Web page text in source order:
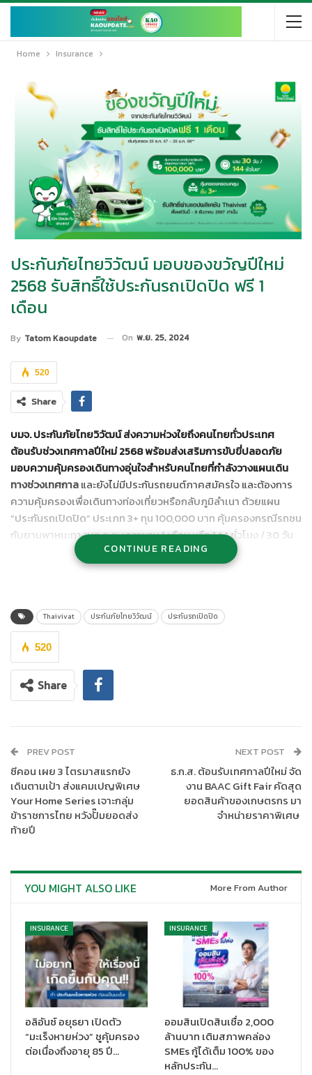
Home Insurance
ประกันภัยไทยวิวัฒน์ มอบของขวัญปีใหม่
2568 รับสิทธิ์ใช้ประกันรถเปิดปิด ฟรี 1
เดือน
By Tatom Kaoupdate On พ.ย. 25, 2024
520
Share
บมจ. ประกันภัยไทยวิวัฒน์ ส่งความห่วงใยถึงคนไทยทั่วประเทศ
ต้อนรับช่วงเทศกาลปีใหม่ 2568 พร้อมส่งเสริมการขับขี่ปลอดภัย
มอบความคุ้มครองเดินทางอุ่นใจสำหรับคนไทยที่กำลังวางแผนเดิน
ทางช่วงเทศกาลและยังไม่มีประกันรถยนต์ภาคสมัครใจ และต้องการ
ความคุ้มครองเพื่อเดินทางท่องเที่ยวหรือกลับภูมิลำเนา ด้วยแผน
“ประกันรถเปิดปิด” ประเภท 3+ ทุน 100,000 บาท คุ้มครองกรณีรถชน
กับยานพาหนะทางบก ระยะเวลานาน 1 เดือน หรือ 144 ชั่วโมง / 30 วัน
เพื่อให้คนไทยคลายความกังวลและมีความสุขตลอดการเดินทาง ลง
ทะเบียนรับสิทธิ์ผ่านแอปพลิเคชัน Thaiviat ตั้งแต่วันนี้- 8 ธันวาคม
บริษัท ประกันภัยไทยวิวัฒน์ จำกัด (มหาชน) ผู้นำด้านนวัตกรรมประกัน
ภัยพร้อมมุ่งพัฒนาผลิตภัณฑ์และบริการ เพื่อยกระดับคุณภาพชีวิต
คนไทย รวมถึงส่งเสริมให้คนไทยมีหลักประกันที่มั่นคง ตามวิสัยทัศน์
“คิดเผื่อเพื่อทุกชีวิต”นำโดย นาย
ผู้อำนวยการ กล่าวว่าประกันภัยไทยวิวัฒน์ดำเนินธุรกิจประกัน
2568 เพื่อร่วมเฉลิมฉลองความสุข จึงขอมอบของขวัญปีใหม่ให้กับ
ประชาชนคนไทย ด้วยการส่งมอบความห่วงใยสำหรับประชาชนที่ยัง
ไม่มีประกันรถยนต์ภาคสมัครใจ ด้วยแผนประกันภัยรถยนต์“ประกัน
รถเปิดปิด”ประเภท 3+ ทุนประกัน 100,000 บาท คุ้มครองกรณีรถชน
กับยานพาหนะทางบก นาน 1 เดือน หรือ (144 ชั่วโมง / 30 วัน ) เพื่อให้
คนไทยคลายความกังวลและมีความสุขตลอดการเดินทางช่วงเทศกาล
ละเอียดเงื่อนไขเพิ่มเติมผ่านเว็บไซต์ www.thaivivat.co.th เริ่มลง
SMS และสามารถดาวน์โหลดกรมธรรม์ผ่านแอปพลิเคชัน Thaivivat
สำหรับ ประกันรถเปิดปิดแผนดังกล่าว จะให้ความคุ้มครองกรณีรถชน
กับยานพาหนะทางบก และความรับผิดชอบต่อบุคคลภายนอกทั้ง
ทรัพย์สินและบุคคล รวมถึงความครองอุบัติเหตุส่วนบุคคล ค่ารักษา
พยาบาลและการประกันตัวผู้ขับขี่ ทุนประกัน 100,000 บาท โดยมี
เงื่อนไขการรับสิทธิ์คือ จะต้องไม่เคยมีกรมธรรม์ประกันภัยรถยนต์
ภาคสมัครใจกับไทยวิวัฒน์ หรือ สิ้นสุดความคุ้มครองตั้งแต่ 365 วัน
ขึ้นไป และรถยนต์ที่นำมาทำประกันภัยจะต้องมีอายุรถไม่เกิน 15 ปี โดย
CONTINUE READING
Thaivivat ประกันภัยไทยวิวัฒน์ ประกันรถเปิดปิด
520
Share
PREV POST
ซีคอน เผย 3 ไตรมาสแรกยัง
เดินตามเป้า ส่งแคมเปญพิเศษ
Your Home Series เจาะกลุ่ม
ข้าราชการไทย หวังปั๊มยอดส่ง
ท้ายปี
NEXT POST
ธ.ก.ส. ต้อนรับเทศกาลปีใหม่ จัด
งาน BAAC Gift Fair คัดสุด
ยอดสินค้าของเกษตรกร มา
จำหน่ายราคาพิเศษ
YOU MIGHT ALSO LIKE More From Author
INSURANCE
อลิอันซ์ อยุธยา เปิดตัว
“มะเร็งหายห่วง” ชูคุ้มครอง
ต่อเนื่องถึงอายุ 85 ปี…
INSURANCE
ออมสินเปิดสินเชื่อ 2,000
ล้านบาท เติมสภาพคล่อง
SMEs กู้ได้เต็ม 100% ของ
หลักประกัน…